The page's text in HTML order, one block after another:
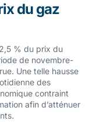
du gaz
% du prix du
de novembre-
Une telle hausse
des
contraint
afin d’atténuer